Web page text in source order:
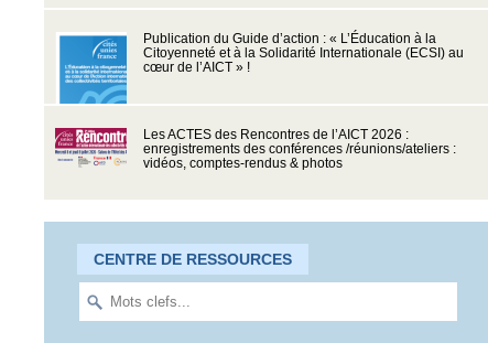
Publication du Guide d’action : « L’Éducation à la
Citoyenneté et à la Solidarité Internationale (ECSI) au
cœur de l’AICT » !
Les ACTES des Rencontres de l’AICT 2026 :
enregistrements des conférences /réunions/ateliers :
vidéos, comptes-rendus & photos
CENTRE DE RESSOURCES